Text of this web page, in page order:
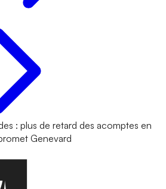
: plus de retard des acomptes en
Genevard